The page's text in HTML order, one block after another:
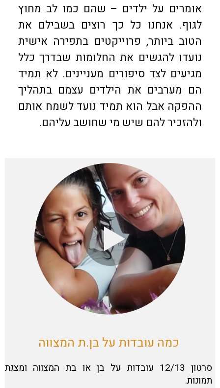
אומרים על ילדים – שהם כמו לב מחוץ
לגוף. אנחנו כל כך רוצים בשבילם את
הטוב ביותר, פרוייקטים בתפירה אישית
נועדו להגשים את החלומות שבדרך כלל
מגיעים לצד סיפורים מעניינים. לא תמיד
הם מערבים את הילדים עצמם בתהליך
ההפקה אבל הוא תמיד נועד לשמח אותם
ולהזכיר להם שיש מי שחושב עליהם.
כמה עובדות על בן.ת המצווה
סרטון 12/13 עובדות על בן או בת המצווה ומצגת
תמונות.